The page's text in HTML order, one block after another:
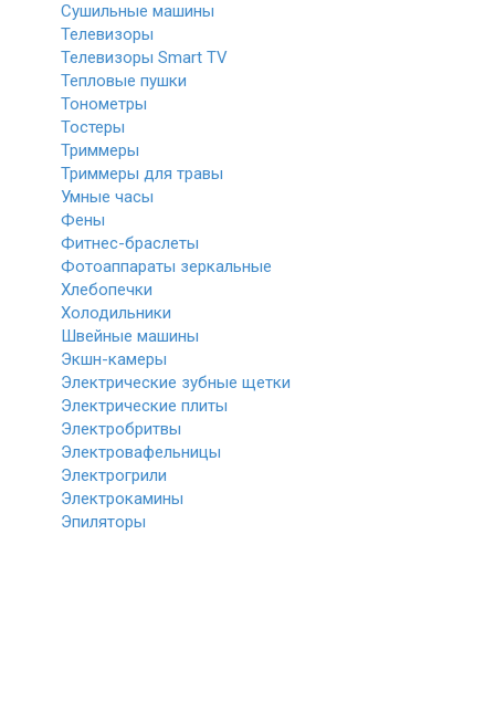
Сушильные машины
Телевизоры
Телевизоры Smart TV
Тепловые пушки
Тонометры
Тостеры
Триммеры
Триммеры для травы
Умные часы
Фены
Фитнес-браслеты
Фотоаппараты зеркальные
Хлебопечки
Холодильники
Швейные машины
Экшн-камеры
Электрические зубные щетки
Электрические плиты
Электробритвы
Электровафельницы
Электрогрили
Электрокамины
Эпиляторы